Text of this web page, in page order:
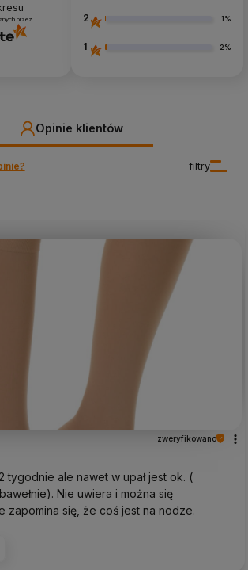
przez 2 1%
1 2%
Opinie klientów
filtry
zweryfikowano
tygodnie ale nawet w upał jest ok. (
Nie uwiera i można się
zapomina się, że coś jest na nodze.